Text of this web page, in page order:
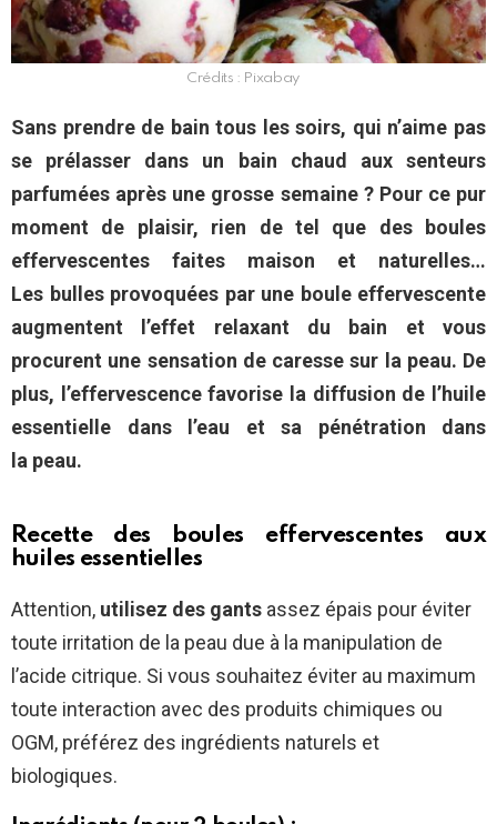
Crédits : Pixabay
Sans prendre de bain tous les soirs, qui n’aime pas
se prélasser dans un bain chaud aux senteurs
parfumées après une grosse semaine ? Pour ce pur
moment de plaisir, rien de tel que des boules
effervescentes faites maison et naturelles…
Les bulles provoquées par une boule effervescente
augmentent l’effet relaxant du bain et vous
procurent une sensation de caresse sur la peau. De
plus, l’effervescence favorise la diffusion de l’huile
essentielle dans l’eau et sa pénétration dans
la peau.
Recette des boules effervescentes aux
huiles essentielles
Attention, utilisez des gants assez épais pour éviter
toute irritation de la peau due à la manipulation de
l’acide citrique. Si vous souhaitez éviter au maximum
toute interaction avec des produits chimiques ou
OGM, préférez des ingrédients naturels et
biologiques.